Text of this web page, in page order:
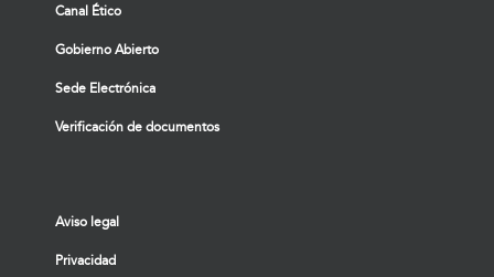
Canal Ético
Gobierno Abierto
Sede Electrónica
Verificación de documentos
Aviso legal
Privacidad